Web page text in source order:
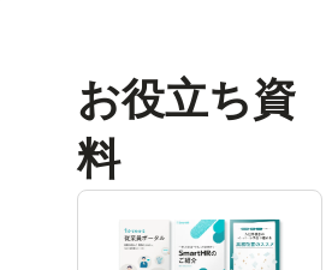
お役立ち資
料